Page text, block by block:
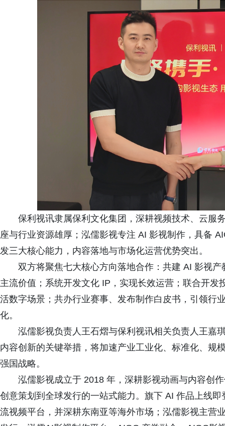
保利视讯隶属保利文化集团，深耕视频技术、云服
座与行业资源雄厚；泓儒影视专注 AI 影视制作，具备
发三大核心能力，内容落地与市场化运营优势突出。
双方将聚焦七大核心方向落地合作：共建 AI 影视
主流价值；系统开发文化 IP，实现长效运营；联合开
活数字场景；共办行业赛事、发布制作白皮书，引领行
化。
泓儒影视负责人王石熠与保利视讯相关负责人王嘉
内容创新的关键举措，将加速产业工业化、标准化、规
强国战略。
泓儒影视成立于 2018 年，深耕影视动画与内容创
创意策划到全球发行的一站式能力。旗下 AI 作品上线
流视频平台，并深耕东南亚等海外市场；泓儒影视主营